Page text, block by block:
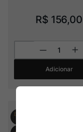
R$ 156,00
Adicionar